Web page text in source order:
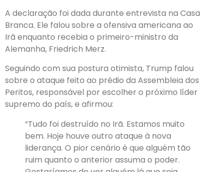
A declaração foi dada durante entrevista na Casa
Branca. Ele falou sobre a ofensiva americana ao
Irã enquanto recebia o primeiro-ministro da
Alemanha, Friedrich Merz.
Seguindo com sua postura otimista, Trump falou
sobre o ataque feito ao prédio da Assembleia dos
Peritos, responsável por escolher o próximo líder
supremo do país, e afirmou:
“Tudo foi destruído no Irã. Estamos muito
bem. Hoje houve outro ataque à nova
liderança. O pior cenário é que alguém tão
ruim quanto o anterior assuma o poder.